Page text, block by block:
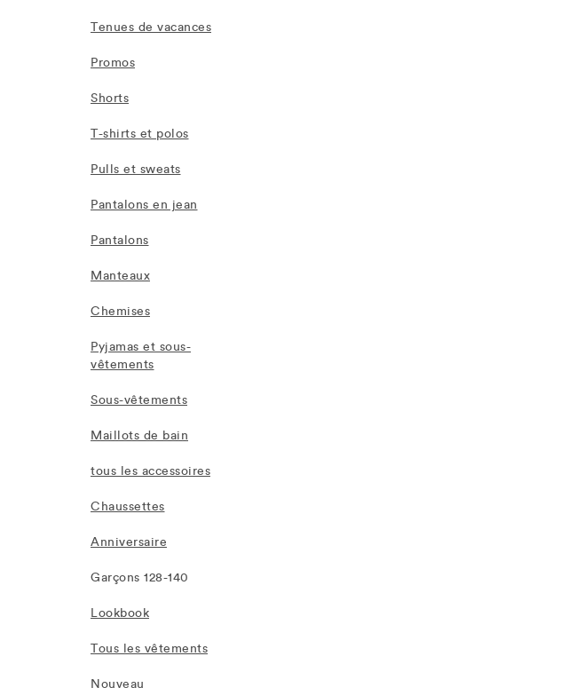
Tenues de vacances
Promos
Shorts
T-shirts et polos
Pulls et sweats
Pantalons en jean
Pantalons
Manteaux
Chemises
Pyjamas et sous-
vêtements
Sous-vêtements
Maillots de bain
tous les accessoires
Chaussettes
Anniversaire
Garçons 128-140
Lookbook
Tous les vêtements
Nouveau